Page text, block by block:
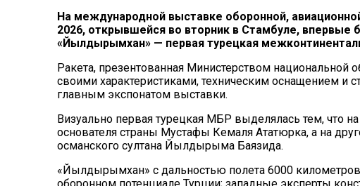
На международной выставке оборонной,
2026, открывшейся во вторник в Стамбуле, впервые
«Йылдырымхан» — первая турецкая
Ракета, презентованная Министерством
своими характеристиками, техническим оснащением и
главным экспонатом выставки.
Визуально первая турецкая МБР выделялась тем, что
основателя страны Мустафы Кемаля Ататюрка, а на
османского султана Йылдырыма Баязида.
«Йылдырымхан» с дальностью полета 6000